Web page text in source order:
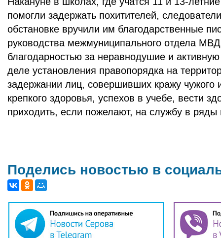
помогли задержать похитителей,
обстановке вручили им благодарственные
руководства межмуниципального отдела МВД
благодарностью за неравнодушие и
деле установления правопорядка на
задержании лиц, совершивших кражу
крепкого здоровья, успехов в учебе, вести
приходить, если пожелают, на службу в ряды
Поделись новостью в